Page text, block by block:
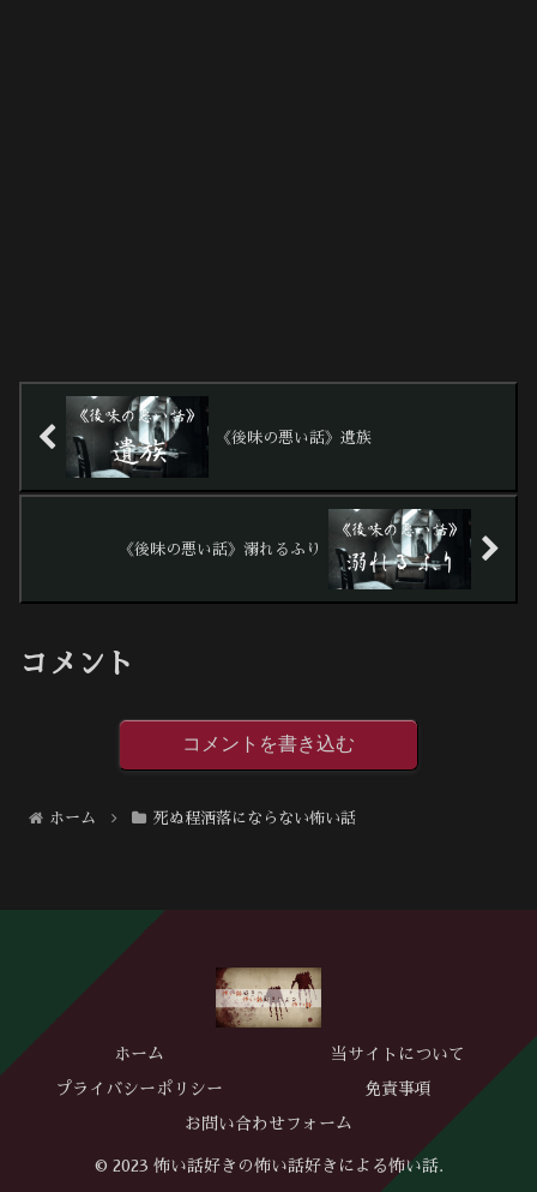
《後味の悪い話》遺族
《後味の悪い話》溺れるふり
コメント
コメントを書き込む
ホーム 死ぬ程洒落にならない怖い話
ホーム 当サイトについて
プライバシーポリシー 免責事項
お問い合わせフォーム
© 2023 怖い話好きの怖い話好きによる怖い話.